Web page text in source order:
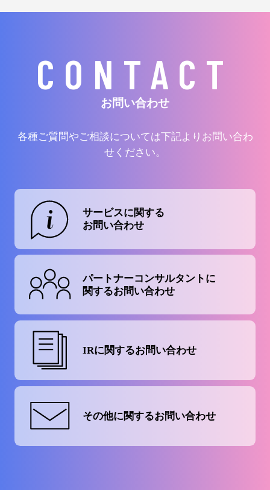
CONTACT
お問い合わせ
各種ご質問やご相談については下記よりお問い合わ
せください。
サービスに関する
お問い合わせ
パートナーコンサルタントに
関するお問い合わせ
IRに関するお問い合わせ
その他に関するお問い合わせ